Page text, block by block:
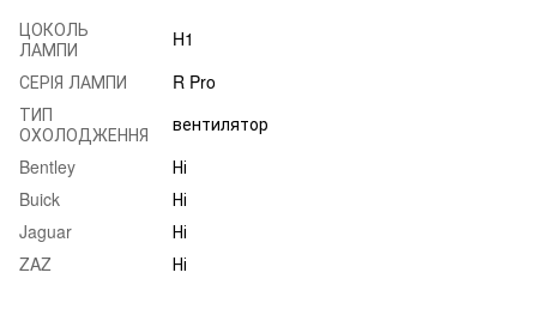
ЦОКОЛЬ
ЛАМПИ
H1
СЕРІЯ ЛАМПИ
R Pro
ТИП
ОХОЛОДЖЕННЯ
вентилятор
Bentley
Ні
Buick
Ні
Jaguar
Ні
ZAZ
Ні